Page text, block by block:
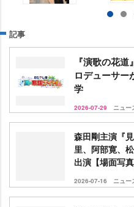
記事
『演歌の花
ロデューサ
学
2026-07-29 ニュー
森田剛主演『
里、阿部寛、
出演【場面写真
2026-07-16 ニュー